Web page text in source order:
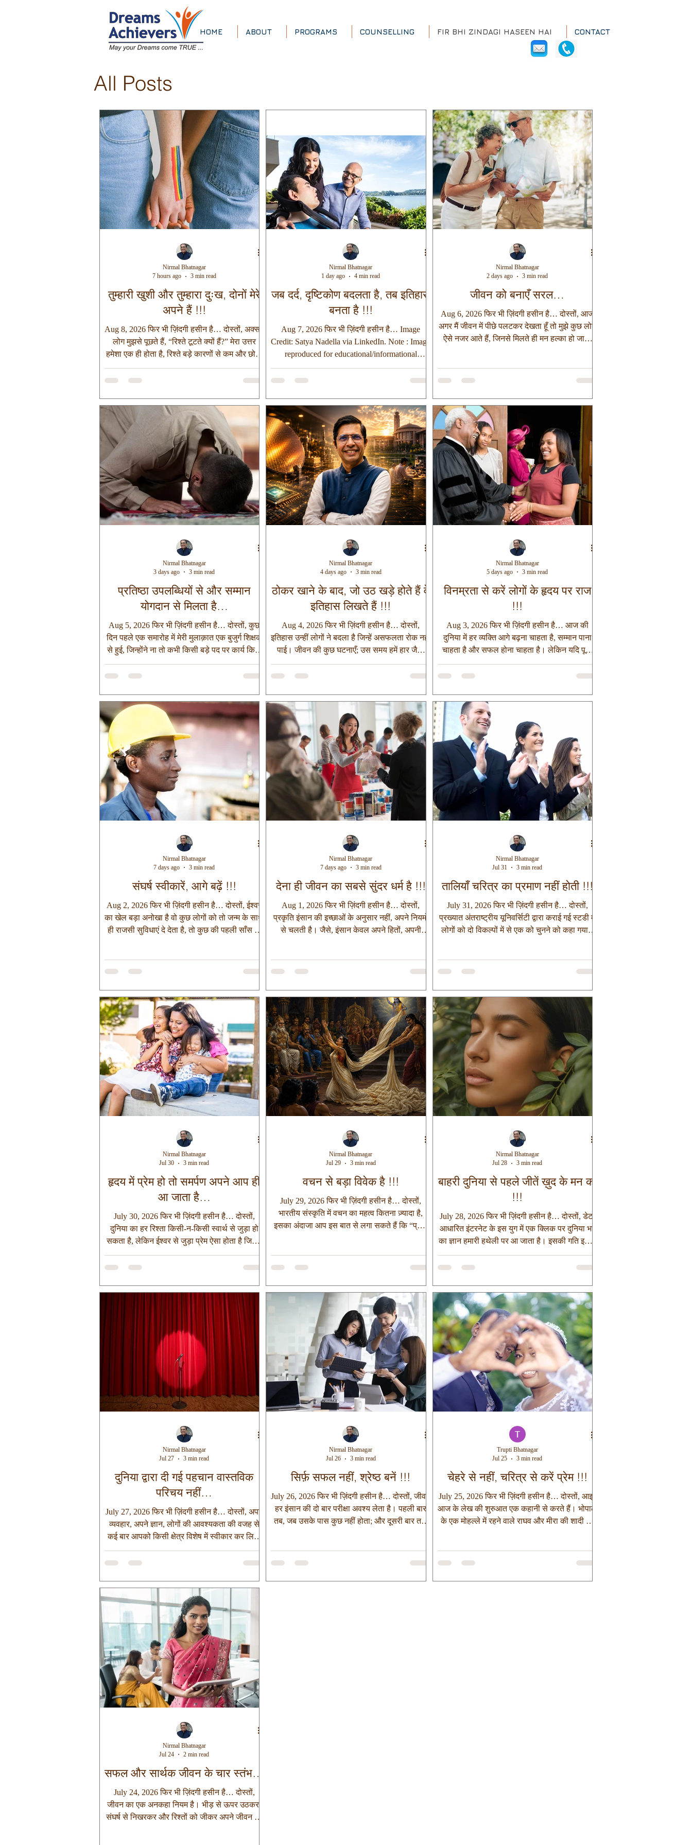
HOME ABOUT PROGRAMS COUNSELLING FIR BHI ZINDAGI HASEEN HAI CONTACT
All Posts
तुम्हारी खुशी और तुम्हारा दुःख, दोनों मेरे
अपने हैं !!!
Aug 8, 2026 फिर भी ज़िंदगी हसीन है… दोस्तों, अक्सर
लोग मुझसे पूछते हैं, “रिश्ते टूटते क्यों हैं?” मेरा उत्तर
हमेशा एक ही होता है, रिश्ते बड़े कारणों से कम और छोटी
उपेक्षाओं से अधिक टूटते हैं। जी हाँ, किसी भी रिश्ते का
अंत अचानक नहीं होता। वह धीरे-धीरे तब शुरू होता है,
हो जाती है, साथ बिताया जाने वाला समय घटने लगता है
और “तुम कैसे हो?” की जगह “काम हो जाए तो बताना”
जैसे वाक्य ले लेते हैं। दोस्तों, सच तो यह है कि रिश्तों को
प्रेम से अ
Nirmal Bhatnagar
7 hours ago
3 min read
जब दर्द, दृष्टिकोण बदलता है, तब इतिहास
बनता है !!!
Aug 7, 2026 फिर भी ज़िंदगी हसीन है… Image
Credit: Satya Nadella via LinkedIn. Note : Image
reproduced for educational/informational
purposes. All rights belong to the original owner.
दोस्तों, जीवन हमेशा हमारी बनाई हुई योजनाओं के अनुसार
योजनाओं, उम्मीदों और सपनों को पलभर में बदल देती है।
ऐसे समय अधिकांश लोग परिस्थितियों, किस्मत या ईश्वर
को दोष देते हुए स्वयं को पीड़ित मान बैठते हैं। लेकिन
कुछ लोग ऐसे भी होते हैं, जो उसी घटना को
Nirmal Bhatnagar
1 day ago
4 min read
जीवन को बनाएँ सरल…
Aug 6, 2026 फिर भी ज़िंदगी हसीन है… दोस्तों, आज
अगर मैं जीवन में पीछे पलटकर देखता हूँ तो मुझे कुछ लोग
ऐसे नजर आते हैं, जिनसे मिलते ही मन हल्का हो जाया
पूंजी बन गया। निश्चित तौर पर आपके जीवन में भी ऐसे
कुछ अनमोल लोग होंगे, जिनसे मिलते ही आपका मन भी
हल्का हो जाता होगा। लेकिन कभी आपने सोचा
Nirmal Bhatnagar
2 days ago
3 min read
प्रतिष्ठा उपलब्धियों से और सम्मान
योगदान से मिलता है…
Aug 5, 2026 फिर भी ज़िंदगी हसीन है… दोस्तों, कुछ
दिन पहले एक समारोह में मेरी मुलाक़ात एक बुजुर्ग शिक्षक
से हुई, जिन्होंने ना तो कभी किसी बड़े पद पर कार्य किया
और ना ही कभी अपार संपत्ति इकट्ठा की। उस दिन जैसे
ही उन्होंने सभागार में प्रवेश किया वैसे ही कई लोग अपनी
चरण छू रहा था, कोई उनके हालचाल जानने के लिए
उत्सुक था, तो कोई अपनी सफलता का श्रेय उन्हें दे रहा
था। कुछ देर तक यह नजारा देखने के बाद मेरे मन में एक
विचार आया, इस दुनिया
Nirmal Bhatnagar
3 days ago
3 min read
ठोकर खाने के बाद, जो उठ खड़े होते हैं वे
इतिहास लिखते हैं !!!
Aug 4, 2026 फिर भी ज़िंदगी हसीन है… दोस्तों,
इतिहास उन्हीं लोगों ने बदला है जिन्हें असफलता रोक नहीं
पाई। जीवन की कुछ घटनाएँ; उस समय हमें हार जैसी
लगती हैं, लेकिन यदि हम हार मानने के बजाय आगे बढ़ते
रहें, तो वही घटनाएँ एक दिन हमारी सबसे बड़ी ताकत बन
1980 की गर्मियों में मायलापुर में क्रिकेट खेलते समय
सातवीं कक्षा के एक बालक का चश्मा तेज़ बाउंसर लगने
से टूट गया। यह देखकर उसके पिता, जो संस्कृत के
प्रसिद्ध विद्वान थे, इतने चिंतित
Nirmal Bhatnagar
4 days ago
3 min read
विनम्रता से करें लोगों के हृदय पर राज
!!!
Aug 3, 2026 फिर भी ज़िंदगी हसीन है… आज की
दुनिया में हर व्यक्ति आगे बढ़ना चाहता है, सम्मान पाना
चाहता है और सफल होना चाहता है। लेकिन यदि पूछा
जाए कि सफलता की सबसे बड़ी सीढ़ी क्या है, तो शायद
बहुत कम लोग विनय या विनम्रता का नाम लेंगे। जबकि
विनय केवल एक गुण नहीं, बल्कि जीवन की सबसे बड़ी
शक्ति है। इसी बात को समझाते हुए शास्त्रों में कहा गया
है- “विनयः कारणं मुक्तेः, विनयः कारणं श्रियः। विनयः
कारणं प्रीतेः, विनयः कारणं मतेः॥” अ
Nirmal Bhatnagar
5 days ago
3 min read
संघर्ष स्वीकारें, आगे बढ़ें !!!
Aug 2, 2026 फिर भी ज़िंदगी हसीन है… दोस्तों, ईश्वर
का खेल बड़ा अनोखा है वो कुछ लोगों को तो जन्म के साथ
ही राजसी सुविधाएं दे देता है, तो कुछ की पहली साँस ही
आपका जन्म हुआ आपको महान नहीं बनाता। यह तो जन्म
इसलिए ही मैं हमेशा कहता हूँ अच्छी या बुरी परिस्थितियाँ
आपकी शुरुआत तय करती हैं, आपकी मंज़िल नहीं।
सहमत न हों तो इतिहास के पन्ने
Nirmal Bhatnagar
7 days ago
3 min read
देना ही जीवन का सबसे सुंदर धर्म है !!!
Aug 1, 2026 फिर भी ज़िंदगी हसीन है… दोस्तों,
प्रकृति इंसान की इच्छाओं के अनुसार नहीं, अपने नियमों
से चलती है। जैसे, इंसान केवल अपने हितों, अपनी
अनुसार जो ख़ुद के लिए जीता है, उसका अस्तित्व सीमित
जीवन की सीमाओं से भी बड़ा हो जाता है। उदाहरण के
लिए एक बीज को ही लेकर देख लीजिए, जब तक वो स्वयं
को बचाकर रखता है, तब तक वो बीज ही रहता
Nirmal Bhatnagar
7 days ago
3 min read
तालियाँ चरित्र का प्रमाण नहीं होती !!!
July 31, 2026 फिर भी ज़िंदगी हसीन है… दोस्तों,
प्रख्यात अंतराष्ट्रीय यूनिवर्सिटी द्वारा कराई गई स्टडी में
लोगों को दो विकल्पों में से एक को चुनने को कहा गया।
प्रति माह दिए जायें या दूसरे विकल्प के रूप में आपको 1
हज़ार रुपये प्रतिमाह दिए जायें तो आप कौनसा विकल्प
चुनेंगे? दोस्तों आपको जानकर आश्चर्य होगा कि 70% से
ज़्यादा लोगों ने पहले
Nirmal Bhatnagar
Jul 31
3 min read
हृदय में प्रेम हो तो समर्पण अपने आप ही
आ जाता है…
July 30, 2026 फिर भी ज़िंदगी हसीन है… दोस्तों,
दुनिया का हर रिश्ता किसी-न-किसी स्वार्थ से जुड़ा हो
सकता है, लेकिन ईश्वर से जुड़ा प्रेम ऐसा होता है जिसमें
पाने की नहीं, केवल समर्पण की इच्छा होती है। इसीलिए
केवल मंदिर जाने, पूजा या मंत्रोचार करने को सच्ची
है, जब ईश्वर हमारे जीवन का हिस्सा नहीं, बल्कि जीवन
का आधार बन जाते हैं। चलिए, भगवान राम से जुड़ी एक
सुंदर कथा से इसे समझने का प्रयास करते है। एक
मान्यता के अनुसार एक दिन प्रभ
Nirmal Bhatnagar
Jul 30
3 min read
वचन से बड़ा विवेक है !!!
July 29, 2026 फिर भी ज़िंदगी हसीन है… दोस्तों,
भारतीय संस्कृति में वचन का महत्व कितना ज़्यादा है,
इसका अंदाजा आप इस बात से लगा सकते हैं कि “प्राण
में वचन से बड़ा विवेक हो जाता है?”, लाज़मी ही है।
आइए, आज हम इस प्रश्न का उत्तर महाभारत से खोजने
का प्रयास करते हैं। महाभारत में दे
Nirmal Bhatnagar
Jul 29
3 min read
बाहरी दुनिया से पहले जीतें ख़ुद के मन को
!!!
July 28, 2026 फिर भी ज़िंदगी हसीन है… दोस्तों, डेटा
आधारित इंटरनेट के इस युग में एक क्लिक पर दुनिया भर
का ज्ञान हमारी हथेली पर आ जाता है। इसकी गति इतनी
तेज है कि माना जा रहा है 20000 वर्षों में इंसान ने जितनी
रिसर्च की है वह कंप्यूटर एक सप्ताह में कर सकता है।
ही तेज़ी से इंसान में ‘संयम’ कम हो गया है। आज हम हर
बात तुरंत जान लेना चाहते हैं, हर रहस्य खोल देना चाहते
हैं और हर जिज्ञासा को उसी क्षण शांत कर लेना चाहते हैं।
लेकिन क्
Nirmal Bhatnagar
Jul 28
3 min read
दुनिया द्वारा दी गई पहचान वास्तविक
परिचय नहीं…
July 27, 2026 फिर भी ज़िंदगी हसीन है… दोस्तों, अपने
व्यवहार, अपने ज्ञान, लोगों की आवश्यकता की वजह से
कई बार आपको किसी क्षेत्र विशेष में स्वीकार कर लिया
जाता है। हम स्वयं भी उस माहौल में सहज हो जाते हैं,
अपना सर्वश्रेष्ठ देने का प्रयास करने लगते हैं, सबके
यही हमारी मंज़िल है। लेकिन किसी जगह पर फिट हो
जाना और वास्तव में उसी क्षेत्र या जगह के लिए बने होना
—दो अलग-अलग बातें हैं। बहता हुआ पानी हर पात्र का
आकार ले लेता है, लेकिन उसकी
Nirmal Bhatnagar
Jul 27
3 min read
सिर्फ़ सफल नहीं, श्रेष्ठ बनें !!!
July 26, 2026 फिर भी ज़िंदगी हसीन है… दोस्तों, जीवन
हर इंसान की दो बार परीक्षा अवश्य लेता है। पहली बार
तब, जब उसके पास कुछ नहीं होता; और दूसरी बार तब,
धनवान बनने की राह में भटक जाते हैं। मेरी नजर में
Nirmal Bhatnagar
Jul 26
3 min read
चेहरे से नहीं, चरित्र से करें प्रेम !!!
July 25, 2026 फिर भी ज़िंदगी हसीन है… दोस्तों, आइए
आज के लेख की शुरुआत एक कहानी से करते हैं। भोपाल
के एक मोहल्ले में रहने वाले राघव और मीरा की शादी को
है।” और मीरा खिलखिलाकर हँसते हुए घर में लगे बड़े
Trupti Bhatnagar
Jul 25
3 min read
सफल और सार्थक जीवन के चार स्तंभ…
July 24, 2026 फिर भी ज़िंदगी हसीन है… दोस्तों,
जीवन का एक अनकहा नियम है। भीड़ से ऊपर उठकर,
संघर्ष से निखरकर और रिश्तों को जीकर अपने जीवन को
Nirmal Bhatnagar
Jul 24
2 min read